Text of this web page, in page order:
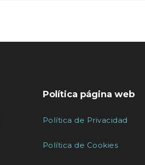
Política página web
Política de Privacidad
Política de Cookies